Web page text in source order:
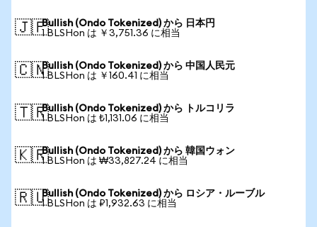
🇯🇵Bullish (Ondo Tokenized) から 日本円
1 BLSHon は ￥3,751.36 に相当
🇨🇳Bullish (Ondo Tokenized) から 中国人民元
1 BLSHon は ￥160.41 に相当
🇹🇷Bullish (Ondo Tokenized) から トルコリラ
1 BLSHon は ₺1,131.06 に相当
🇰🇷Bullish (Ondo Tokenized) から 韓国ウォン
1 BLSHon は ₩33,827.24 に相当
🇷🇺Bullish (Ondo Tokenized) から ロシア・ルーブル
1 BLSHon は ₽1,932.63 に相当